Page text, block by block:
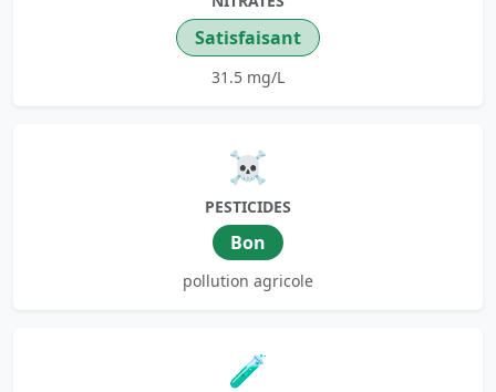
Satisfaisant
31.5 mg/L
☠️
PESTICIDES
Bon
pollution agricole
🧪